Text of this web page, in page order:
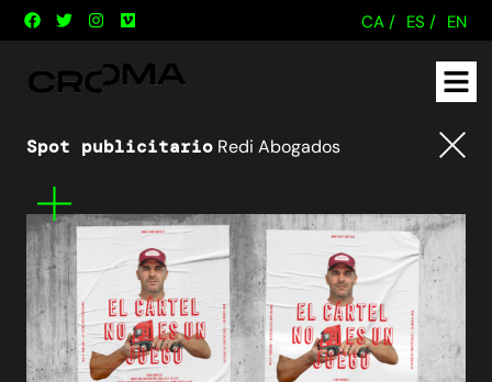
CA / ES / EN
Spot publicitario Redi Abogados
Mes
informació